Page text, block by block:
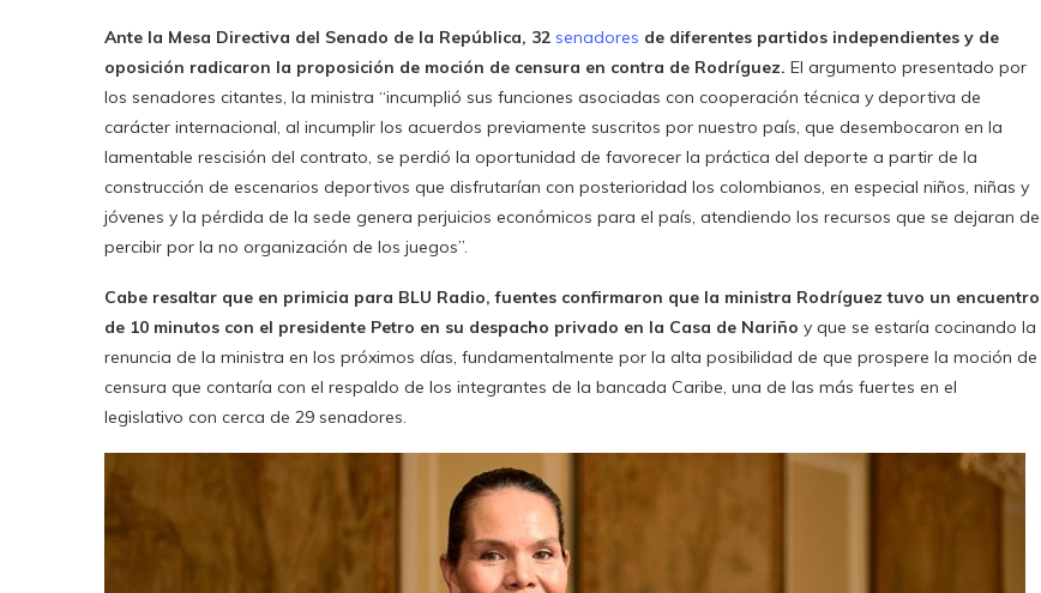
Ante la Mesa Directiva del Senado de la República, 32 senadores de diferentes partidos independientes y de
oposición radicaron la proposición de moción de censura en contra de Rodríguez. El argumento presentado por
los senadores citantes, la ministra “incumplió sus funciones asociadas con cooperación técnica y deportiva de
carácter internacional, al incumplir los acuerdos previamente suscritos por nuestro país, que desembocaron en la
lamentable rescisión del contrato, se perdió la oportunidad de favorecer la práctica del deporte a partir de la
construcción de escenarios deportivos que disfrutarían con posterioridad los colombianos, en especial niños, niñas y
jóvenes y la pérdida de la sede genera perjuicios económicos para el país, atendiendo los recursos que se dejaran de
percibir por la no organización de los juegos”.
Cabe resaltar que en primicia para BLU Radio, fuentes confirmaron que la ministra Rodríguez tuvo un encuentro
de 10 minutos con el presidente Petro en su despacho privado en la Casa de Nariño y que se estaría cocinando la
renuncia de la ministra en los próximos días, fundamentalmente por la alta posibilidad de que prospere la moción de
censura que contaría con el respaldo de los integrantes de la bancada Caribe, una de las más fuertes en el
legislativo con cerca de 29 senadores.